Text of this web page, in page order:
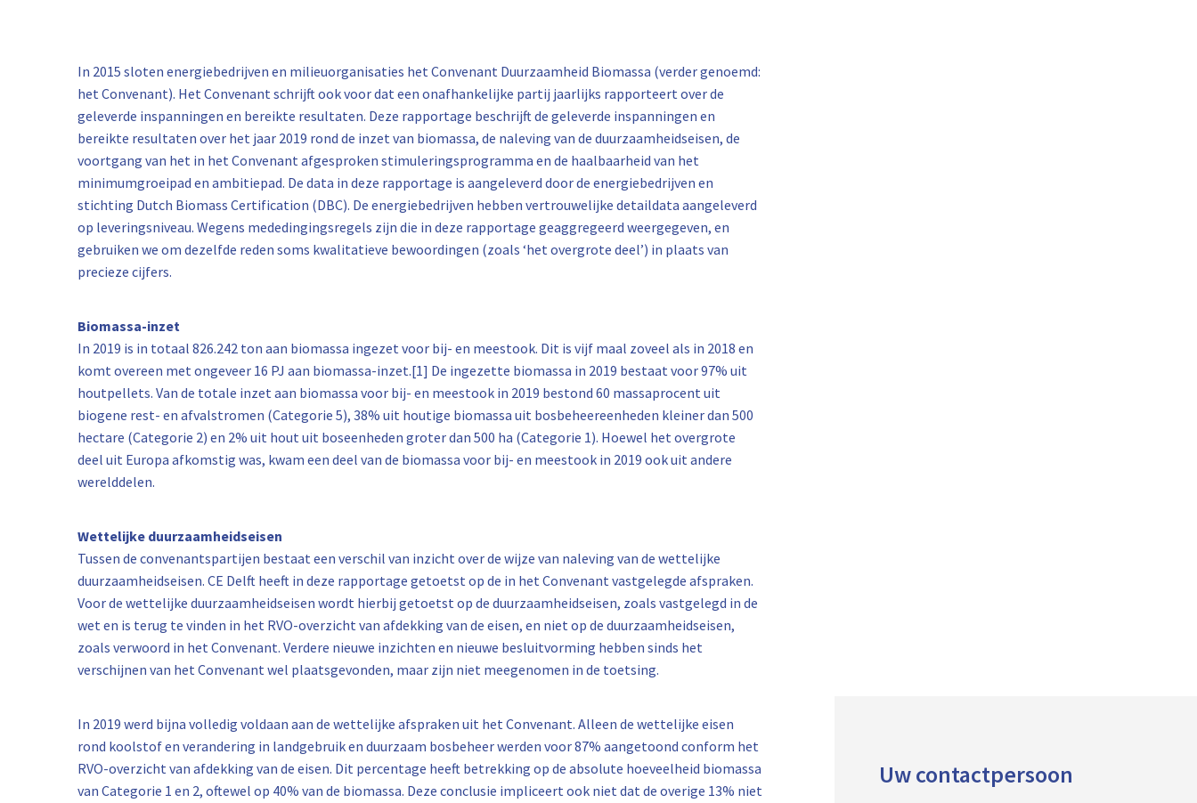
In 2015 sloten energiebedrijven en milieuorganisaties het Convenant Duurzaamheid Biomassa (verder genoemd:
het Convenant). Het Convenant schrijft ook voor dat een onafhankelijke partij jaarlijks rapporteert over de
geleverde inspanningen en bereikte resultaten. Deze rapportage beschrijft de geleverde inspanningen en
bereikte resultaten over het jaar 2019 rond de inzet van biomassa, de naleving van de duurzaamheidseisen, de
voortgang van het in het Convenant afgesproken stimuleringsprogramma en de haalbaarheid van het
minimumgroeipad en ambitiepad. De data in deze rapportage is aangeleverd door de energiebedrijven en
stichting Dutch Biomass Certification (DBC). De energiebedrijven hebben vertrouwelijke detaildata aangeleverd
op leveringsniveau. Wegens mededingingsregels zijn die in deze rapportage geaggregeerd weergegeven, en
gebruiken we om dezelfde reden soms kwalitatieve bewoordingen (zoals ‘het overgrote deel’) in plaats van
precieze cijfers.
Biomassa-inzet
In 2019 is in totaal 826.242 ton aan biomassa ingezet voor bij- en meestook. Dit is vijf maal zoveel als in 2018 en
komt overeen met ongeveer 16 PJ aan biomassa-inzet.[1] De ingezette biomassa in 2019 bestaat voor 97% uit
houtpellets. Van de totale inzet aan biomassa voor bij- en meestook in 2019 bestond 60 massaprocent uit
biogene rest- en afvalstromen (Categorie 5), 38% uit houtige biomassa uit bosbeheereenheden kleiner dan 500
hectare (Categorie 2) en 2% uit hout uit boseenheden groter dan 500 ha (Categorie 1). Hoewel het overgrote
deel uit Europa afkomstig was, kwam een deel van de biomassa voor bij- en meestook in 2019 ook uit andere
werelddelen.
Wettelijke duurzaamheidseisen
Tussen de convenantspartijen bestaat een verschil van inzicht over de wijze van naleving van de wettelijke
duurzaamheidseisen. CE Delft heeft in deze rapportage getoetst op de in het Convenant vastgelegde afspraken.
Voor de wettelijke duurzaamheidseisen wordt hierbij getoetst op de duurzaamheidseisen, zoals vastgelegd in de
wet en is terug te vinden in het RVO-overzicht van afdekking van de eisen, en niet op de duurzaamheidseisen,
zoals verwoord in het Convenant. Verdere nieuwe inzichten en nieuwe besluitvorming hebben sinds het
verschijnen van het Convenant wel plaatsgevonden, maar zijn niet meegenomen in de toetsing.
In 2019 werd bijna volledig voldaan aan de wettelijke afspraken uit het Convenant. Alleen de wettelijke eisen
rond koolstof en verandering in landgebruik en duurzaam bosbeheer werden voor 87% aangetoond conform het
RVO-overzicht van afdekking van de eisen. Dit percentage heeft betrekking op de absolute hoeveelheid biomassa
van Categorie 1 en 2, oftewel op 40% van de biomassa. Deze conclusie impliceert ook niet dat de overige 13% niet
Uw contactpersoon